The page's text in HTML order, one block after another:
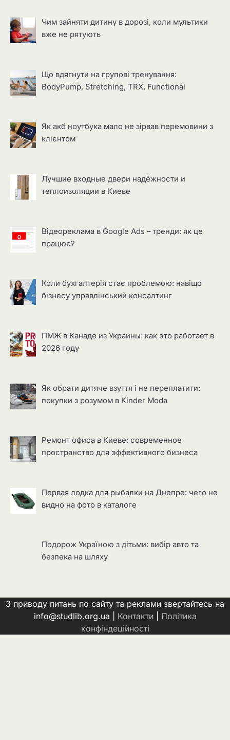
Чим зайняти дитину в дорозі, коли мультики
вже не рятують
Що вдягнути на групові тренування:
BodyPump, Stretching, TRX, Functional
Як акб ноутбука мало не зірвав перемовини з
клієнтом
Лучшие входные двери надёжности и
теплоизоляции в Киеве
Відеореклама в Google Ads – тренди: як це
працює?
Коли бухгалтерія стає проблемою: навіщо
бізнесу управлінський консалтинг
ПМЖ в Канаде из Украины: как это работает в
2026 году
Як обрати дитяче взуття і не переплатити:
покупки з розумом в Kinder Moda
Ремонт офиса в Киеве: современное
пространство для эффективного бизнеса
Первая лодка для рыбалки на Днепре: чего не
видно на фото в каталоге
Подорож Україною з дітьми: вибір авто та
безпека на шляху
З приводу питань по сайту та реклами звертайтесь на
info@studlib.org.ua | Контакти| Політика
конфіндеційності